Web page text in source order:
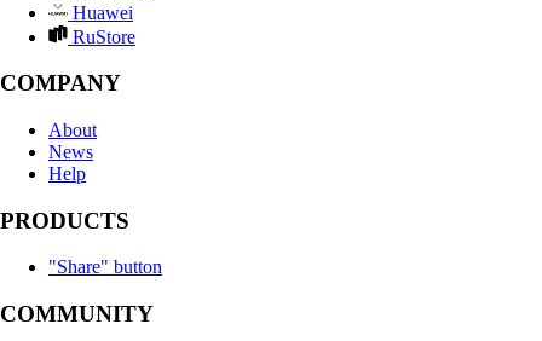
Huawei
RuStore
COMPANY
About
News
Help
PRODUCTS
"Share" button
COMMUNITY